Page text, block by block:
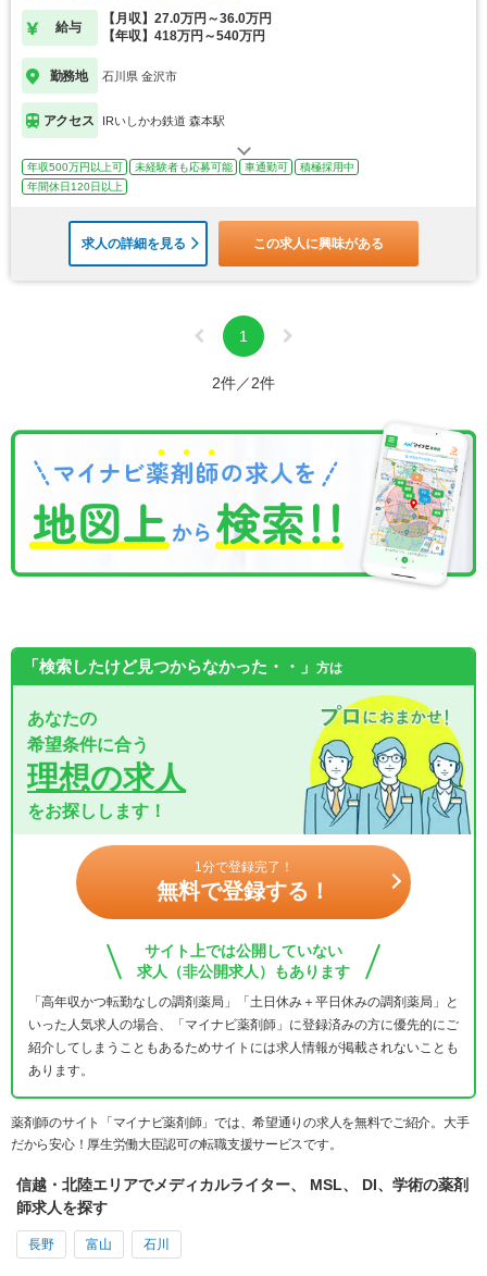
給与
【月収】27.0万円～36.0万円
【年収】418万円～540万円
勤務地 石川県 金沢市
アクセス IRいしかわ鉄道 森本駅
年収500万円以上可 未経験者も応募可能 車通勤可
積極採用中
年間休日120日以上
求人の詳細を見る この求人に興味がある
1
2件／2件
「検索したけど見つからなかった・・」 方は
あなたの
希望条件に合う
理想の求人
をお探しします！
1分で登録完了！
無料で登録する！
サイト上では公開していない
求人（非公開求人）もあります
「高年収かつ転勤なしの調剤薬局」「土日休み＋平日休みの調剤薬局」と
いった人気求人の場合、「マイナビ薬剤師」に登録済みの方に優先的にご
紹介してしまうこともあるためサイトには求人情報が掲載されないことも
あります。
薬剤師のサイト「マイナビ薬剤師」では、希望通りの求人を無料でご紹介。大手
だから安心！厚生労働大臣認可の転職支援サービスです。
信越・北陸エリアでメディカルライター、 MSL、 DI、学術の薬剤
師求人を探す
長野 富山 石川